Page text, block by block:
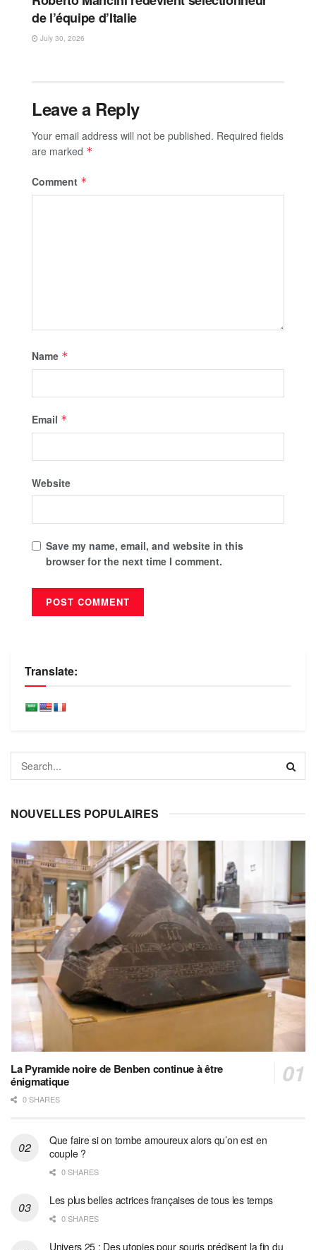
de l’équipe d’Italie
July 30, 2026
Leave a Reply
Your email address will not be published. Required fields
are marked *
Comment *
Name *
Email *
Website
Save my name, email, and website in this
browser for the next time I comment.
Translate:
NOUVELLES POPULAIRES
La Pyramide noire de Benben continue à être
énigmatique
0 SHARES
Que faire si on tombe amoureux alors qu’on est en
couple ?
0 SHARES
Les plus belles actrices françaises de tous les temps
0 SHARES
Univers 25 : Des utopies pour souris prédisent la fin du